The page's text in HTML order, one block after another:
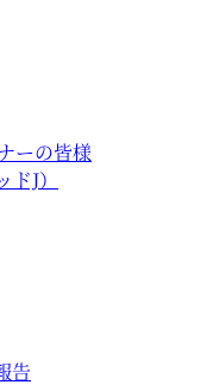
ーの皆様
J）
告